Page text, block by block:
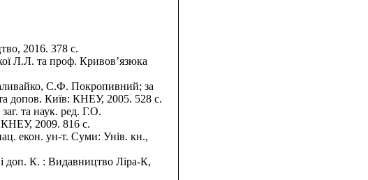
2016. 378 с.
Л.Л. та проф. Кривов’язюка
С.Ф. Покропивний; за
допов. Київ: КНЕУ, 2005. 528 с.
та наук. ред. Г.О.
2009. 816 с.
екон. ун-т. Суми: Унів. кн.,
доп. К. : Видавництво Ліра-К,